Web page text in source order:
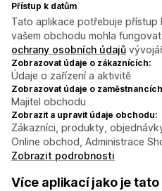
Přístup k datům
Tato aplikace potřebuje přístup
vašem obchodu mohla
ochrany osobních údajů
Zobrazovat údaje o zákaznících:
Údaje o zařízení a aktivitě
Zobrazovat údaje o
Majitel obchodu
Zobrazit a upravit údaje obchodu:
Zákazníci, produkty,
Online obchod, Administrace
Zobrazit podrobnosti
Více aplikací jako je tato